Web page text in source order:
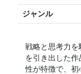
ジャンル
戦略と思考力を
を引き出した
性が特徴で、